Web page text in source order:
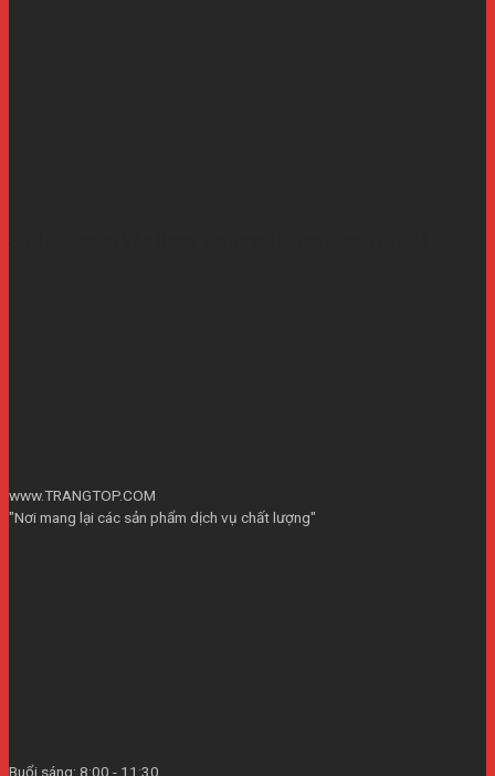
www.TRANGTOP.COM
"Nơi mang lại các sản phẩm dịch vụ chất lượng"
Buổi sáng: 8:00 - 11:30